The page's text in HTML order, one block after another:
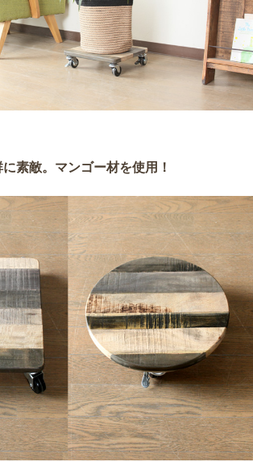
素敵。マンゴー材を使用！